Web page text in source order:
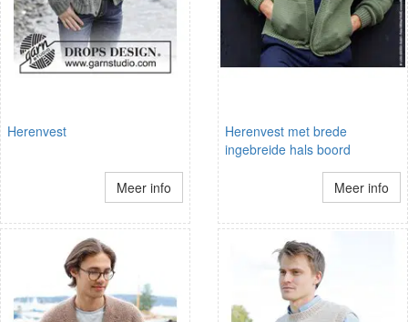
Herenvest
Meer info
Herenvest met brede
ingebreide hals boord
Meer info